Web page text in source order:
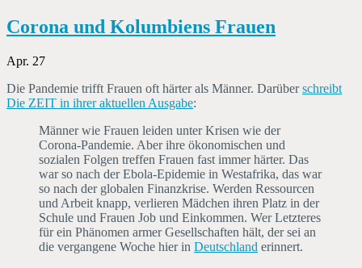
Corona und Kolumbiens Frauen
Apr. 27
Die Pandemie trifft Frauen oft härter als Männer. Darüberschreibt
Die ZEIT in ihrer aktuellen Ausgabe:
Männer wie Frauen leiden unter Krisen wie der
Corona-Pandemie. Aber ihre ökonomischen und
sozialen Folgen treffen Frauen fast immer härter. Das
war so nach der Ebola-Epidemie in Westafrika, das war
so nach der globalen Finanzkrise. Werden Ressourcen
und Arbeit knapp, verlieren Mädchen ihren Platz in der
Schule und Frauen Job und Einkommen. Wer Letzteres
für ein Phänomen armer Gesellschaften hält, der sei an
die vergangene Woche hier in Deutschland erinnert.